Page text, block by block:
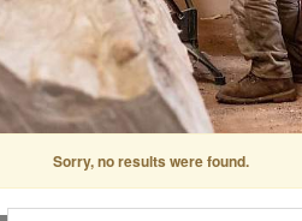
Sorry, no results were found.